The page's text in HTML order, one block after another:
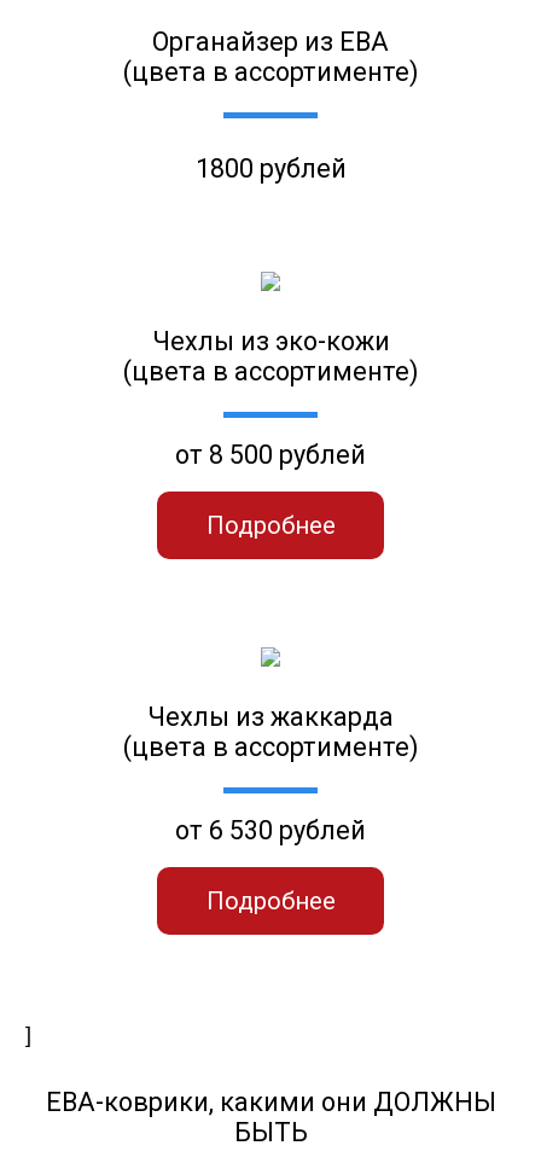
Органайзер из ЕВА
(цвета в ассортименте)
1800 рублей
Чехлы из эко-кожи
(цвета в ассортименте)
от 8 500 рублей
Подробнее
Чехлы из жаккарда
(цвета в ассортименте)
от 6 530 рублей
Подробнее
]
ЕВА-коврики, какими они ДОЛЖНЫ
БЫТЬ